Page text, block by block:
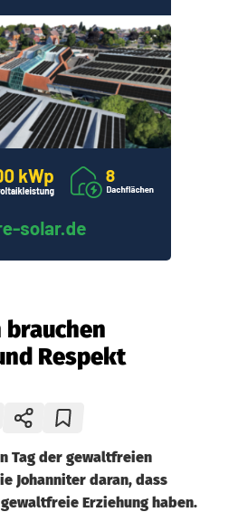
Respekt
Tag der gewaltfreien
Johanniter daran, dass
Erziehung haben.